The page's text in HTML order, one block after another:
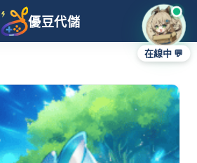
優豆代儲
在線中 💬